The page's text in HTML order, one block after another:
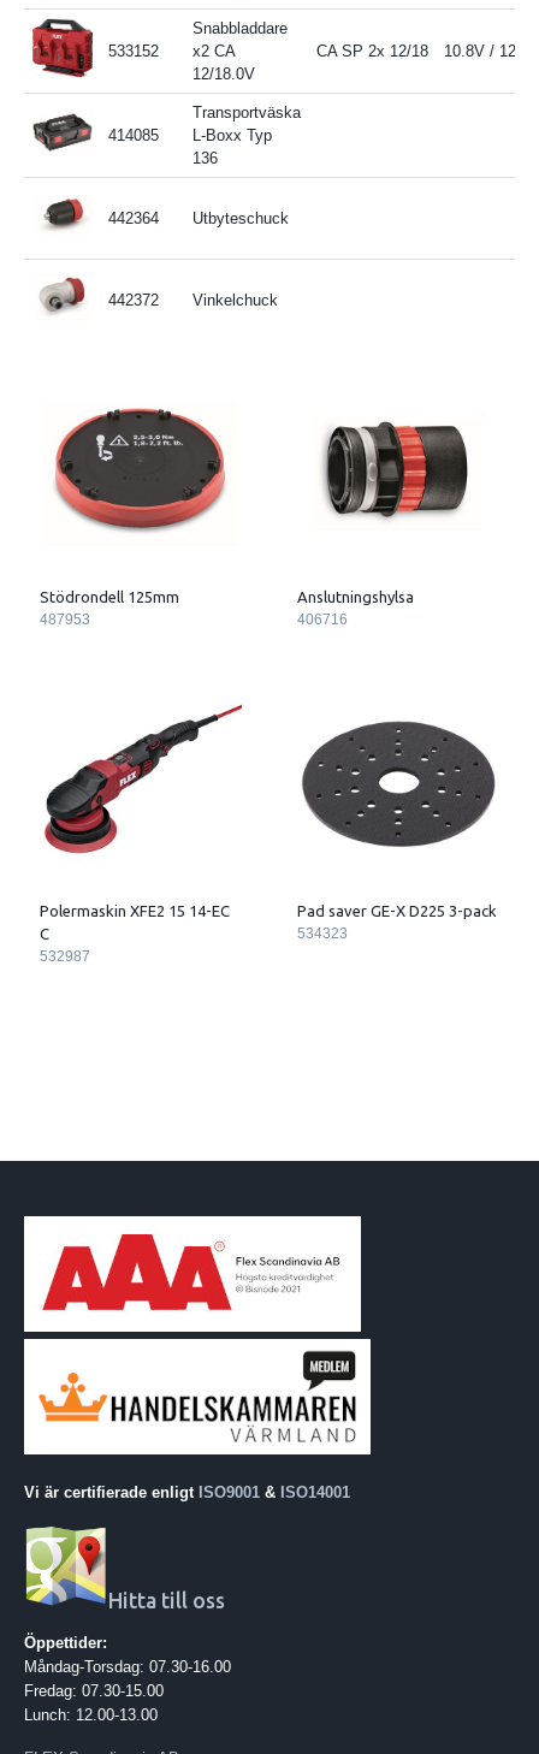
533152
Snabbladdare
x2 CA
12/18.0V
CA SP 2x 12/18 10.8V / 12V
414085
Transportväska
L-Boxx Typ
136
442364 Utbyteschuck
442372 Vinkelchuck
Stödrondell 125mm
487953
Anslutningshylsa
406716
Polermaskin XFE2 15 14-EC
C
532987
Pad saver GE-X D225 3-pack
534323
Vi är certifierade enligt ISO9001 & ISO14001
Hitta till oss
Öppettider:
Måndag-Torsdag: 07.30-16.00
Fredag: 07.30-15.00
Lunch: 12.00-13.00